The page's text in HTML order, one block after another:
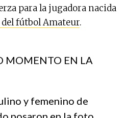
para la jugadora nacida
del fútbol Amateur.
MOMENTO EN LA
y femenino de